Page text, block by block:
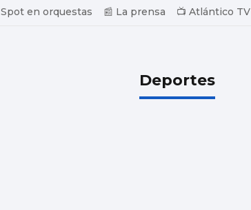
Spot en orquestas 📰 La prensa 📺 Atlántico TV
Deportes